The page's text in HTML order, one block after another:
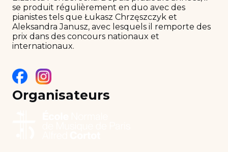
se produit régulièrement en duo avec des
pianistes tels que Łukasz Chrzęszczyk et
Aleksandra Janusz, avec lesquels il remporte des
prix dans des concours nationaux et
internationaux.
Organisateurs